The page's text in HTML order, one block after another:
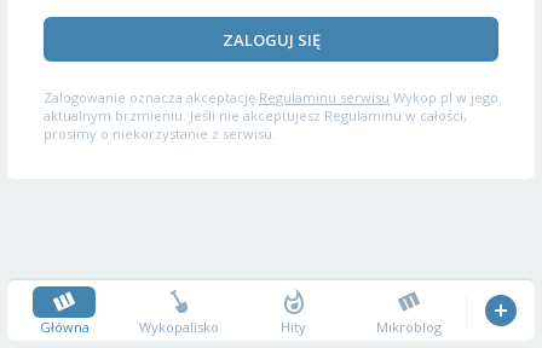
ZALOGUJ SIĘ
Zalogowanie oznacza akceptację Regulaminu serwisu Wykop.pl w jego
aktualnym brzmieniu. Jeśli nie akceptujesz Regulaminu w całości,
prosimy o niekorzystanie z serwisu.
Główna Wykopalisko Hity Mikroblog